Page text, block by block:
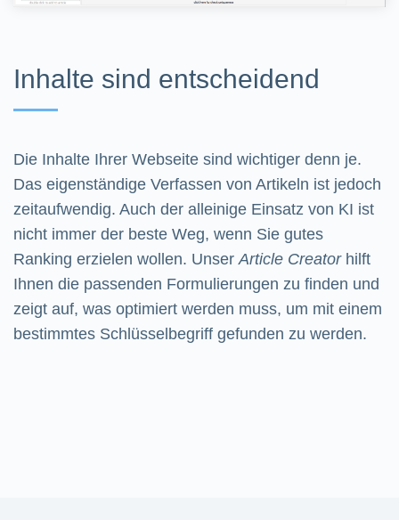
Inhalte sind entscheidend
Die Inhalte Ihrer Webseite sind wichtiger denn je.
Das eigenständige Verfassen von Artikeln ist jedoch
zeitaufwendig. Auch der alleinige Einsatz von KI ist
nicht immer der beste Weg, wenn Sie gutes
Ranking erzielen wollen. Unser Article Creatorhilft
Ihnen die passenden Formulierungen zu finden und
zeigt auf, was optimiert werden muss, um mit einem
bestimmtes Schlüsselbegriff gefunden zu werden.